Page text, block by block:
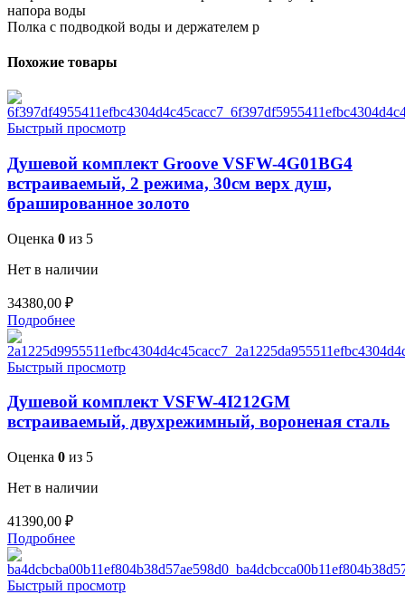
напора воды
Полка с подводкой воды и держателем р
Похожие товары
Быстрый просмотр
Душевой комплект Groove VSFW-4G01BG4
встраиваемый, 2 режима, 30см верх душ,
брашированное золото
Оценка 0 из 5
Нет в наличии
34380,00 ₽
Подробнее
Быстрый просмотр
Душевой комплект VSFW-4I212GM
встраиваемый, двухрежимный, вороненая сталь
Оценка 0 из 5
Нет в наличии
41390,00 ₽
Подробнее
Быстрый просмотр